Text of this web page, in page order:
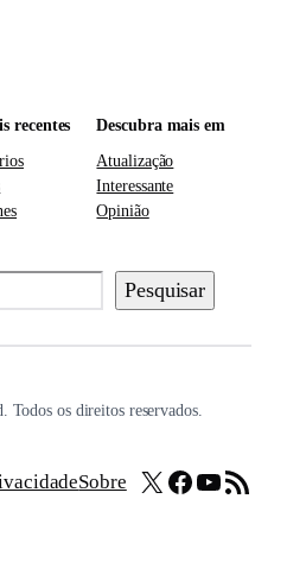
recentes Descubra mais em
Atualização
Interessante
Opinião
Pesquisar
os direitos reservados.
Sobre X Facebook
Youtube
Feed RSS